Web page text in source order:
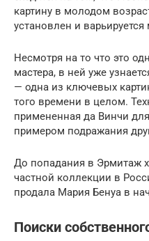
картину в молодом
установлен и варьируется
Несмотря на то что это
мастера, в ней уже
— одна из ключевых
того времени в целом.
примененная да Винчи
примером подражания
До попадания в Эрмитаж
частной коллекции в
продала Мария Бенуа в
Поиски